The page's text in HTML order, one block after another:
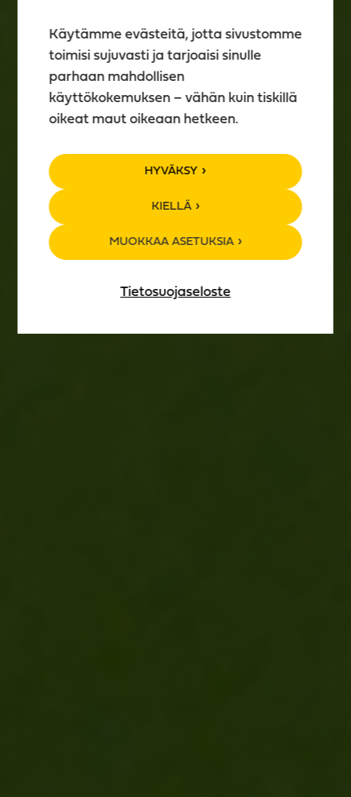
Käytämme evästeitä, jotta sivustomme
toimisi sujuvasti ja tarjoaisi sinulle
parhaan mahdollisen
käyttökokemuksen – vähän kuin tiskillä
oikeat maut oikeaan hetkeen.
HYVÄKSY
KIELLÄ
MUOKKAA ASETUKSIA
Tietosuojaseloste
TAPAHTUMA­
KALENTERI